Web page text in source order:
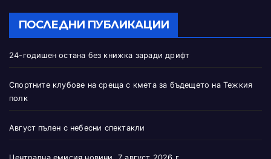
ПОСЛЕДНИ ПУБЛИКАЦИИ
24-годишен остана без книжка заради дрифт
Спортните клубове на среща с кмета за бъдещето на Тежкия
полк
Август пълен с небесни спектакли